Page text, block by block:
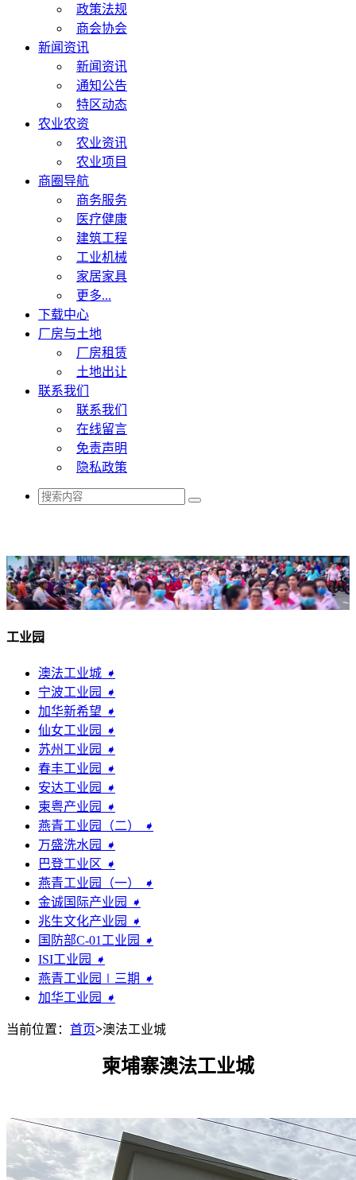
政策法规
商会协会
新闻资讯
新闻资讯
通知公告
特区动态
农业农资
农业资讯
农业项目
商圈导航
商务服务
医疗健康
建筑工程
工业机械
家居家具
更多...
下载中心
厂房与土地
厂房租赁
土地出让
联系我们
联系我们
在线留言
免责声明
隐私政策
工业园
澳法工业城 ➧
宁波工业园
➧
加华新希望 ➧
仙女工业园
➧
苏州工业园
➧
春丰工业园
➧
安达工业园
➧
柬粤产业园
➧
燕青工业园（二）
➧
万盛洗水园
➧
巴登工业区 ➧
燕青工业园（一）
➧
金诚国际产业园
➧
兆生文化产业园
➧
国防部C-01工业园
➧
ISI工业园
➧
燕青工业园∣三期 ➧
加华工业园
➧
当前位置： 首页>澳法工业城
柬埔寨澳法工业城